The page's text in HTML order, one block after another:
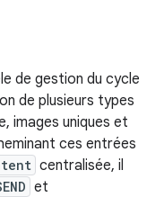
de gestion du cycle
de plusieurs types
images uniques et
ces entrées
centralisée, il
et